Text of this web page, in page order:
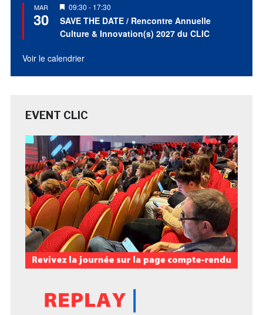
MAR
30
Mis
en
avant
09:30 - 17:30
SAVE THE DATE / Rencontre Annuelle
Culture & Innovation(s) 2027 du CLIC
Voir le calendrier
EVENT CLIC